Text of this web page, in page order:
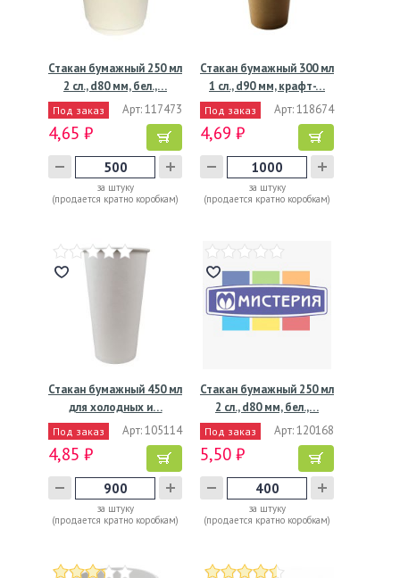
Стакан бумажный 250 мл
2 сл., d80 мм, бел.,…
Под заказ Арт: 117473
4,65 ₽
за штуку
(продается кратно коробкам)
Стакан бумажный 300 мл
1 сл., d90 мм, крафт-…
Под заказ Арт: 118674
4,69 ₽
за штуку
(продается кратно коробкам)
Стакан бумажный 450 мл
для холодных и…
Под заказ Арт: 105114
4,85 ₽
за штуку
(продается кратно коробкам)
Стакан бумажный 250 мл
2 сл., d80 мм, бел.,…
Под заказ Арт: 120168
5,50 ₽
за штуку
(продается кратно коробкам)